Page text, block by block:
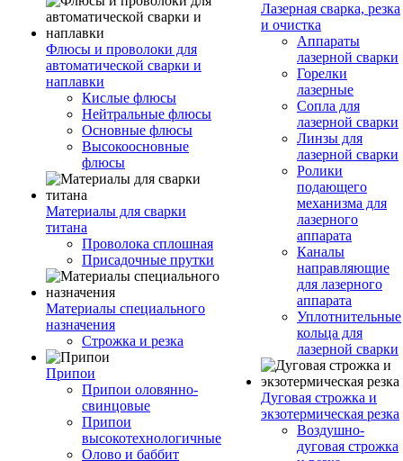
Флюсы и проволоки для
автоматической сварки и
наплавки
Кислые флюсы
Нейтральные флюсы
Основные флюсы
Высокоосновные
флюсы
Материалы для сварки
титана
Проволока сплошная
Присадочные прутки
Материалы специального
назначения
Строжка и резка
Припои
Припои оловянно-
свинцовые
Припои
высокотехнологичные
Олово и баббит
Лазерная сварка, резка
и очистка
Аппараты
лазерной сварки
Горелки
лазерные
Сопла для
лазерной сварки
Линзы для
лазерной сварки
Ролики
подающего
механизма для
лазерного
аппарата
Каналы
направляющие
для лазерного
аппарата
Уплотнительные
кольца для
лазерной сварки
Дуговая строжка и
экзотермическая резка
Воздушно-
дуговая строжка